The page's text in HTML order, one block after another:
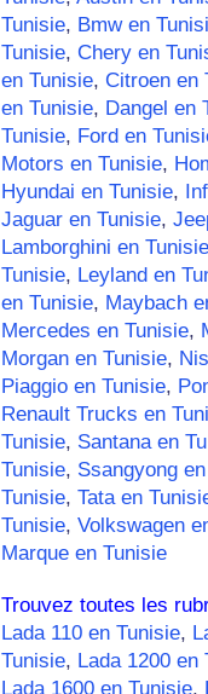
Tunisie, Bmw en
Tunisie, Chery en
en Tunisie, Citroen en
en Tunisie, Dangel en
Tunisie, Ford en
Motors en Tunisie,
Hyundai en Tunisie,
Jaguar en Tunisie,
Lamborghini en Tunisie
Tunisie, Leyland en
en Tunisie, Maybach
Mercedes en Tunisie,
Morgan en Tunisie,
Piaggio en Tunisie,
Renault Trucks en
Tunisie, Santana en
Tunisie, Ssangyong
Tunisie, Tata en
Tunisie, Volkswagen
Marque en Tunisie
Trouvez toutes les
Lada 110 en Tunisie,
Tunisie, Lada 1200 en
Lada 1600 en Tunisie,